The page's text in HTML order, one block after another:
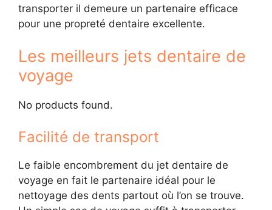
transporter il demeure un partenaire efficace
pour une propreté dentaire excellente.
Les meilleurs jets dentaire de
voyage
No products found.
Facilité de transport
Le faible encombrement du jet dentaire de
voyage en fait le partenaire idéal pour le
nettoyage des dents partout où l’on se trouve.